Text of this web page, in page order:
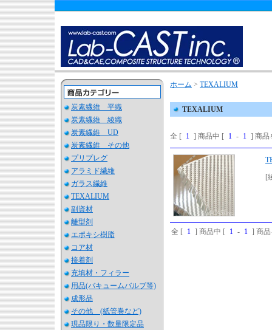
炭素繊維 平織
炭素繊維 綾織
炭素繊維 UD
炭素繊維 その他
プリプレグ
アラミド繊維
ガラス繊維
TEXALIUM
副資材
離型剤
エポキシ樹脂
コア材
接着剤
充填材・フィラー
用品(バキュームバルブ等)
成形品
その他 (紙管巻など)
現品限り・数量限定品
ホーム > TEXALIUM
TEXALIUM
全 [ 1 ] 商品中 [ 1 - 1 ] 商品
[
全 [ 1 ] 商品中 [ 1 - 1 ] 商